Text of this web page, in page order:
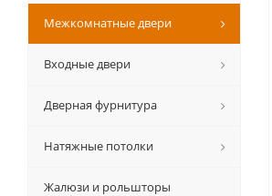
Межкомнатные двери
Входные двери
Дверная фурнитура
Натяжные потолки
Жалюзи и рольшторы